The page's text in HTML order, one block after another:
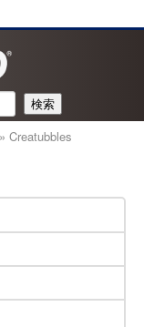
検索
» Creatubbles